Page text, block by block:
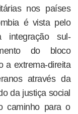
nos países
é vista pelo
integração sul-
do bloco
a extrema-direita
através da
da justiça social
caminho para o